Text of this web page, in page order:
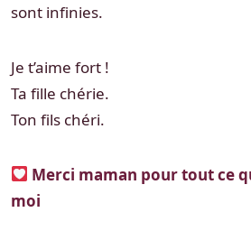
sont infinies.
Je t’aime fort !
Ta fille chérie.
Ton fils chéri.
Merci maman pour tout ce
moi